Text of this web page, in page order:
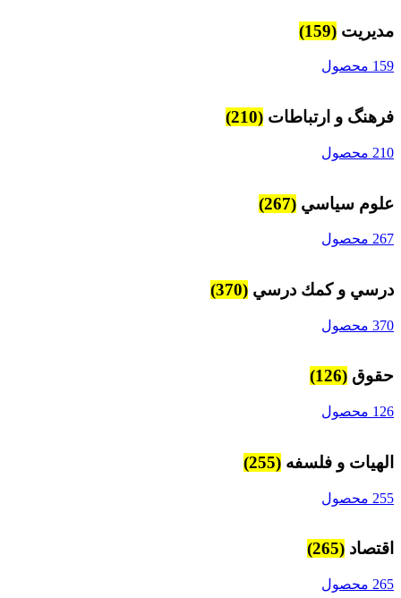
مديريت (159)
159 محصول
فرهنگ و ارتباطات (210)
210 محصول
علوم سياسي (267)
267 محصول
درسي و كمك درسي (370)
370 محصول
حقوق (126)
126 محصول
الهیات و فلسفه (255)
255 محصول
اقتصاد (265)
265 محصول